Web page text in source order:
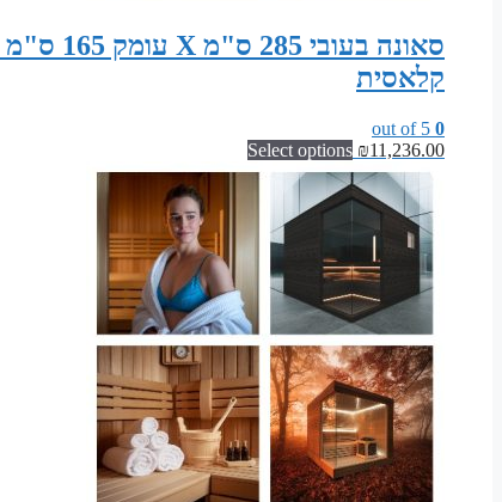
קלאסית
0
₪11,236.00
Select options